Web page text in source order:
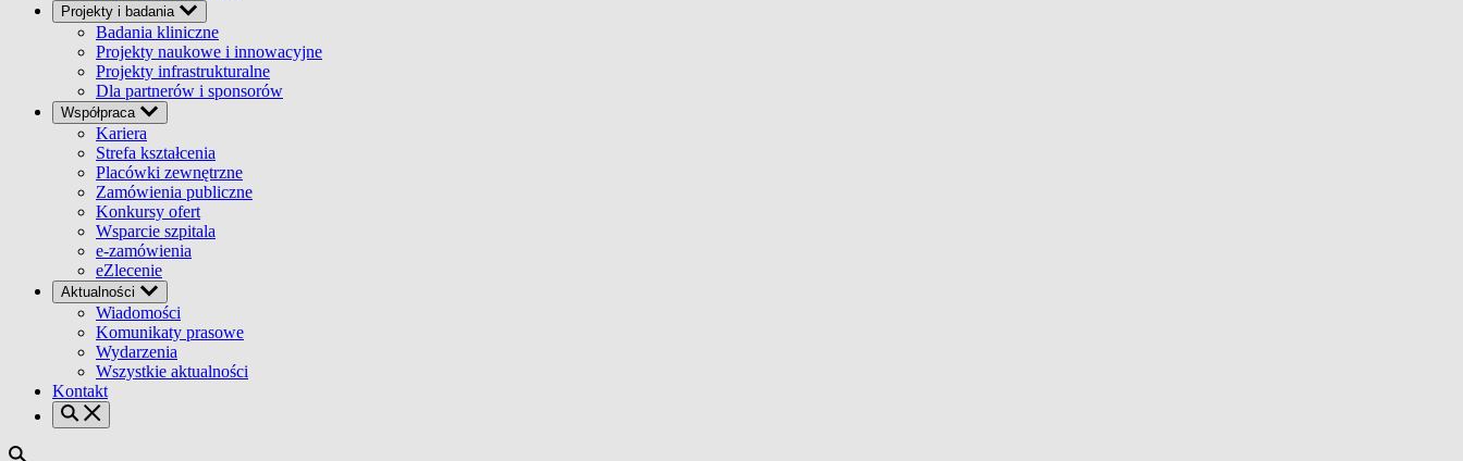
Projekty i badania
Badania kliniczne
Projekty naukowe i innowacyjne
Projekty infrastrukturalne
Dla partnerów i sponsorów
Współpraca
Kariera
Strefa kształcenia
Placówki zewnętrzne
Zamówienia publiczne
Konkursy ofert
Wsparcie szpitala
e-zamówienia
eZlecenie
Aktualności
Wiadomości
Komunikaty prasowe
Wydarzenia
Wszystkie aktualności
Kontakt